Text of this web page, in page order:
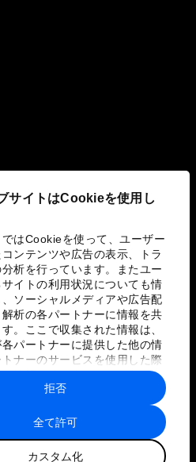
サイトはCookieを使用し
ではCookieを使って、ユーザー
ンテンツや広告の表示、トラ
析を行っています。またユー
イトの利用状況についても情
ソーシャルメディアや広告配
析の各パートナーに情報を共
。ここで収集された情報は、
パートナーに提供した他の情
ナーのサービスを使用した際
た情報と組み合わされ、各パー
て使用されることがありま
全て許可
カスタム化
拒否
組み
リシーと利用規約
トマップ